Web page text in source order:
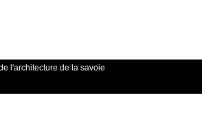
l'architecture de la savoie